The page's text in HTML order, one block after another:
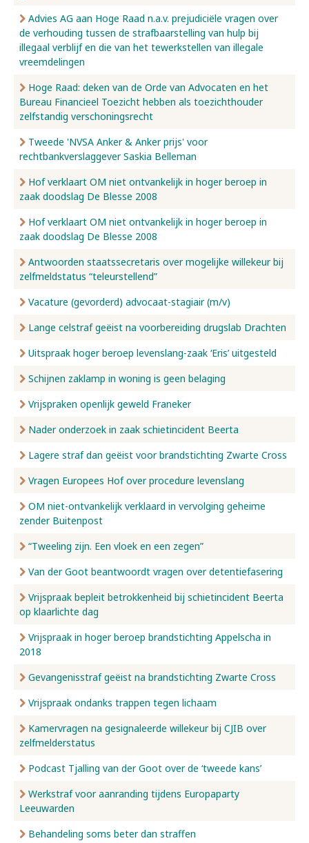
Advies AG aan Hoge Raad n.a.v. prejudiciële vragen over
de verhouding tussen de strafbaarstelling van hulp bij
illegaal verblijf en die van het tewerkstellen van illegale
vreemdelingen
Hoge Raad: deken van de Orde van Advocaten en het
Bureau Financieel Toezicht hebben als toezichthouder
zelfstandig verschoningsrecht
Tweede 'NVSA Anker & Anker prijs' voor
rechtbankverslaggever Saskia Belleman
Hof verklaart OM niet ontvankelijk in hoger beroep in
zaak doodslag De Blesse 2008
Hof verklaart OM niet ontvankelijk in hoger beroep in
zaak doodslag De Blesse 2008
Antwoorden staatssecretaris over mogelijke willekeur bij
zelfmeldstatus “teleurstellend”
Vacature (gevorderd) advocaat-stagiair (m/v)
Lange celstraf geëist na voorbereiding drugslab Drachten
Uitspraak hoger beroep levenslang-zaak ‘Eris’ uitgesteld
Schijnen zaklamp in woning is geen belaging
Vrijspraken openlijk geweld Franeker
Nader onderzoek in zaak schietincident Beerta
Lagere straf dan geëist voor brandstichting Zwarte Cross
Vragen Europees Hof over procedure levenslang
OM niet-ontvankelijk verklaard in vervolging geheime
zender Buitenpost
“Tweeling zijn. Een vloek en een zegen”
Van der Goot beantwoordt vragen over detentiefasering
Vrijspraak bepleit betrokkenheid bij schietincident Beerta
op klaarlichte dag
Vrijspraak in hoger beroep brandstichting Appelscha in
2018
Gevangenisstraf geëist na brandstichting Zwarte Cross
Vrijspraak ondanks trappen tegen lichaam
Kamervragen na gesignaleerde willekeur bij CJIB over
zelfmelderstatus
Podcast Tjalling van der Goot over de ‘tweede kans’
Werkstraf voor aanranding tijdens Europaparty
Leeuwarden
Behandeling soms beter dan straffen